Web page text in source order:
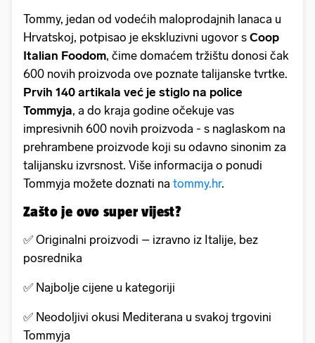
Tommy, jedan od vodećih maloprodajnih lanaca u
Hrvatskoj, potpisao je ekskluzivni ugovor s Coop
Italian Foodom, čime domaćem tržištu donosi čak
600 novih proizvoda ove poznate talijanske tvrtke.
Prvih 140 artikala već je stiglo na police
Tommyja, a do kraja godine očekuje vas
impresivnih 600 novih proizvoda - s naglaskom na
prehrambene proizvode koji su odavno sinonim za
talijansku izvrsnost. Više informacija o ponudi
Tommyja možete doznati na tommy.hr.
Zašto je ovo super vijest?
✅ Originalni proizvodi – izravno iz Italije, bez
posrednika
✅ Najbolje cijene u kategoriji
✅ Neodoljivi okusi Mediterana u svakoj trgovini
Tommyja